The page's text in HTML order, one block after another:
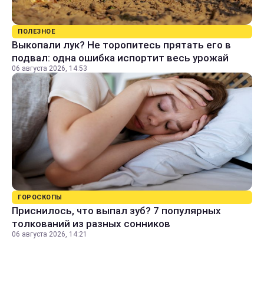
ПОЛЕЗНОЕ
Выкопали лук? Не торопитесь прятать его в
подвал: одна ошибка испортит весь урожай
06 августа 2026, 14:53
ГОРОСКОПЫ
Приснилось, что выпал зуб? 7 популярных
толкований из разных сонников
06 августа 2026, 14:21